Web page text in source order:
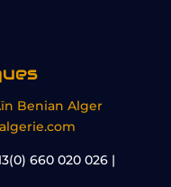
Benian Alger
660 020 026 |